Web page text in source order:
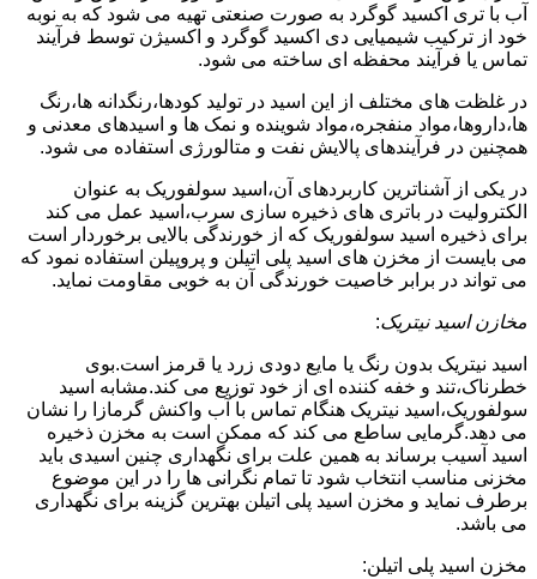
آب با تری اکسید گوگرد به صورت صنعتی تهیه می شود که به نوبه
خود از ترکیب شیمیایی دی اکسید گوگرد و اکسیژن توسط فرآیند
تماس یا فرآیند محفظه ای ساخته می شود.
در غلظت های مختلف از این اسید در تولید کودها،رنگدانه ها،رنگ
ها،داروها،مواد منفجره،مواد شوینده و نمک ها و اسیدهای معدنی و
همچنین در فرآیندهای پالایش نفت و متالورژی استفاده می شود.
در یکی از آشناترین کاربردهای آن،اسید سولفوریک به عنوان
الکترولیت در باتری های ذخیره سازی سرب،اسید عمل می کند
برای ذخیره اسید سولفوریک که از خورندگی بالایی برخوردار است
می بایست از مخزن های اسید پلی اتیلن و پروپیلن استفاده نمود که
می تواند در برابر خاصیت خورندگی آن به خوبی مقاومت نماید.
مخازن اسید نیتریک:
اسید نیتریک بدون رنگ یا مایع دودی زرد یا قرمز است.بوی
خطرناک،تند و خفه کننده ای از خود توزیع می کند.مشابه اسید
سولفوریک،اسید نیتریک هنگام تماس با آب واکنش گرمازا را نشان
می دهد.گرمایی ساطع می کند که ممکن است به مخزن ذخیره
اسید آسیب برساند به همین علت برای نگهداری چنین اسیدی باید
مخزنی مناسب انتخاب شود تا تمام نگرانی ها را در این موضوع
برطرف نماید و مخزن اسید پلی اتیلن بهترین گزینه برای نگهداری
می باشد.
مخزن اسید پلی اتیلن: